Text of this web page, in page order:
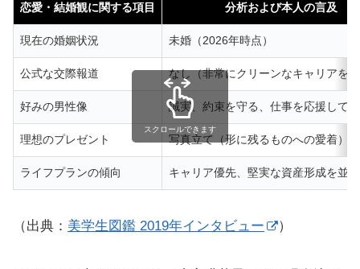
恋愛・結婚観に関する項目 分析および本人の言及
現在の婚姻状況 未婚（2026年時点）
公式な交際報道 なし（非常にクリーンなキャリアを
好みの男性像 誠実、約束を守る、仕事を応援して
理想のプレゼント 写真立て（形に残るものへの愛着）
ライフプランの傾向 キャリア優先、堅実な資産形成を並行
スクロールできます
（出典： 美学生図鑑 2019年インタビュー ）